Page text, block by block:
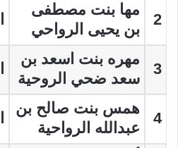
2
مها بنت مصطفى
بن يحيى الرواحي
3
مهره بنت اسعد بن
سعد ضحي الروحية
4
همس بنت صالح بن
عبدالله الرواحية